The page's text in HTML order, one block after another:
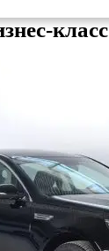
класс